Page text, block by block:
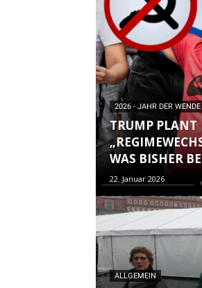
2026 - JAHR DER WENDE
TRUMP PLANT
WAS BISHER
22. Januar 2026
ALLGEMEIN